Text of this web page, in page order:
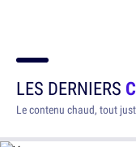
LES DERNIERS
Le contenu chaud, tout